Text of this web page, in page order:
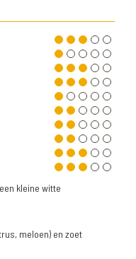
kleine witte
meloen) en zoet